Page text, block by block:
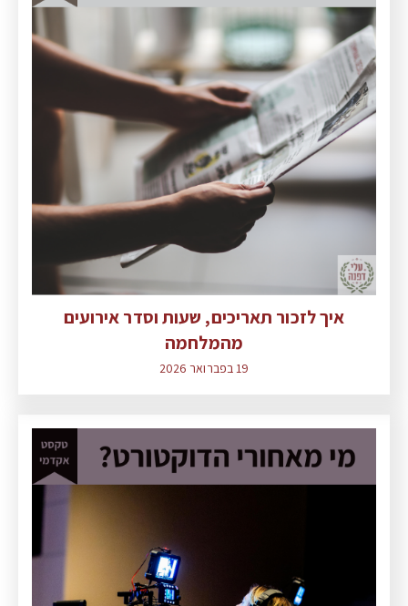
איך לזכור תאריכים, שעות וסדר אירועים
מהמלחמה
19 בפברואר 2026